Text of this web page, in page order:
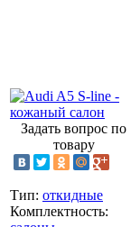
Задать вопрос по
товару
Тип: откидные
Комплектность: